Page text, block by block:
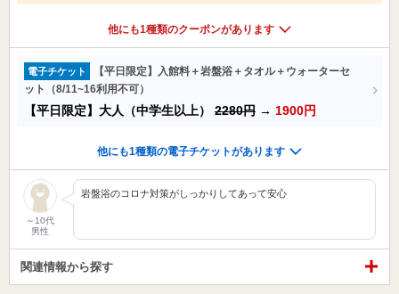
他にも1種類のクーポンがあります
電子チケット
【平日限定】入館料＋岩盤浴＋タオル＋ウォーターセ
ット（8/11~16利用不可）
【平日限定】大人（中学生以上） 2280円 → 1900円
他にも1種類の電子チケットがあります
～10代
男性
岩盤浴のコロナ対策がしっかりしてあって安心
関連情報から探す